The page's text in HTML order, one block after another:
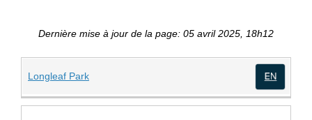
Dernière mise à jour de la page: 05 avril 2025, 18h12
Longleaf Park(Liens externes)